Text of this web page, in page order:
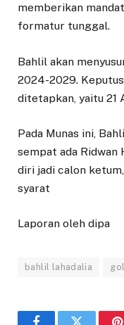
memberikan
formatur tunggal.
Bahlil akan
2024-2029.
ditetapkan, yaitu 21
Pada Munas ini,
sempat ada Ridwan
diri jadi calon
syarat
Laporan oleh dipa
bahlil lahadalia